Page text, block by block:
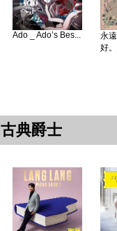
Ado _ Ado’s Bes...
永
好
古典爵士